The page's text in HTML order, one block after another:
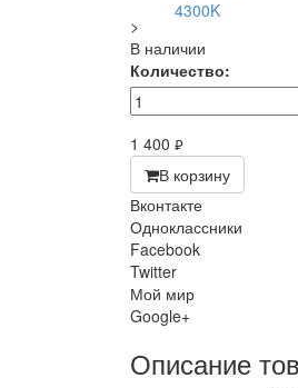
>
В наличии
Количество:
1 400 руб.
В корзину
Вконтакте
Одноклассники
Facebook
Twitter
Мой мир
Google+
Описание